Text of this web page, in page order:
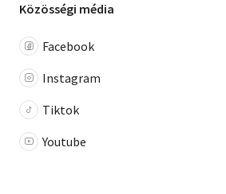
Közösségi média
Facebook
Instagram
Tiktok
Youtube